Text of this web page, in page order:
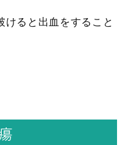
けると出血をすること